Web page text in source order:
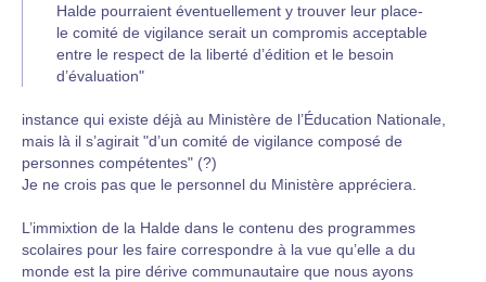
Halde pourraient éventuellement y trouver leur place-
le comité de vigilance serait un compromis acceptable
entre le respect de la liberté d’édition et le besoin
d’évaluation"
instance qui existe déjà au Ministère de l’Éducation Nationale,
mais là il s’agirait "d’un comité de vigilance composé de
personnes compétentes" (?)
Je ne crois pas que le personnel du Ministère appréciera.
L’immixtion de la Halde dans le contenu des programmes
scolaires pour les faire correspondre à la vue qu’elle a du
monde est la pire dérive communautaire que nous ayons